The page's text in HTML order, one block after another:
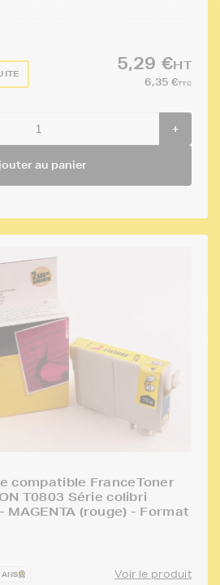
5,29 €HT
6,35 €TTC
+
au panier
compatible FranceToner
T0803 Série colibri
MAGENTA (rouge) - Format
Voir le produit